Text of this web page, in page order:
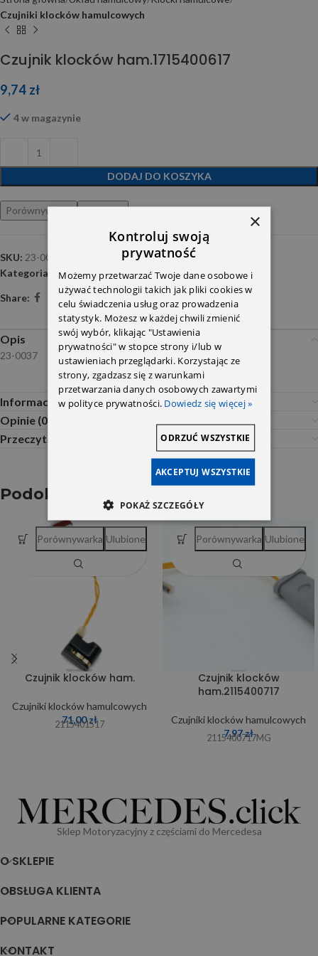
Czujniki klocków hamulcowych
Czujnik klocków ham.1715400617
9,74 zł
4 w magazynie
DODAJ DO KOSZYKA
Porównywarka Ulubione
SKU: 23-0037
Kategoria:
Czujniki klocków hamulcowych
Share:
Opis
23-0037
Informacje dodatkowe
Opinie (0)
Przeczytaj Przed Zakupem
Podobne produkty
Czujnik klocków ham.
Czujniki klocków hamulcowych
71,00zł
2115401517
Porównywarka Ulubione
Czujnik klocków
ham.2115400717
Czujniki klocków hamulcowych
7,97zł
2115400717MG
Porównywarka Ulubione
Sklep Motoryzacyjny z częściami do Mercedesa
O SKLEPIE
OBSŁUGA KLIENTA
POPULARNE KATEGORIE
KONTAKT
×
Kontroluj swoją
prywatność
Możemy przetwarzać Twoje dane osobowe i
używać technologii takich jak pliki cookies w
celu świadczenia usług oraz prowadzenia
statystyk. Możesz w każdej chwili zmienić
swój wybór, klikając "Ustawienia
prywatności" w stopce strony i/lub w
ustawieniach przeglądarki. Korzystając ze
strony, zgadzasz się z warunkami
przetwarzania danych osobowych zawartymi
w polityce prywatności. Dowiedz się więcej »
AKCEPTUJ WSZYSTKIE
ODRZUĆ WSZYSTKIE
POKAŻ SZCZEGÓŁY